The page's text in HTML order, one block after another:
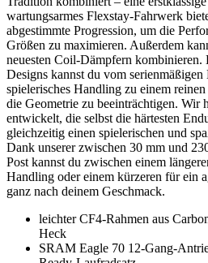
wartungsarmes Flexstay-Fahrwerk
abgestimmte Progression, um die
Größen zu maximieren. Außerdem
neuesten Coil-Dämpfern
Designs kannst du vom
spielerisches Handling zu einem
die Geometrie zu beeinträchtigen. Wir
entwickelt, die selbst die härtesten
gleichzeitig einen spielerischen und
Dank unserer zwischen 30 mm und
Post kannst du zwischen einem
Handling oder einem kürzeren für ein
ganz nach deinem Geschmack.
leichter CF4-Rahmen aus
Heck
SRAM Eagle 70 12-Gang-